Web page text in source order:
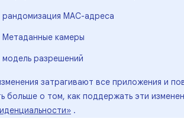
рандомизация MAC-адреса
Метаданные камеры
модель разрешений
затрагивают все приложения и
больше о том, как поддержать эти
.